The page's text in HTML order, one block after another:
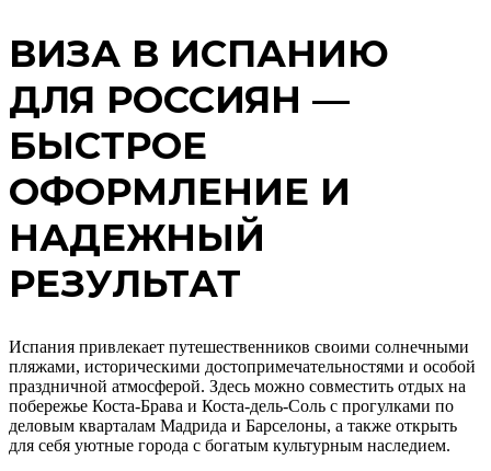
ВИЗА В ИСПАНИЮ
ДЛЯ РОССИЯН —
БЫСТРОЕ
ОФОРМЛЕНИЕ И
НАДЕЖНЫЙ
РЕЗУЛЬТАТ
Испания привлекает путешественников своими солнечными
пляжами, историческими достопримечательностями и особой
праздничной атмосферой. Здесь можно совместить отдых на
побережье Коста-Брава и Коста-дель-Соль с прогулками по
деловым кварталам Мадрида и Барселоны, а также открыть
для себя уютные города с богатым культурным наследием.